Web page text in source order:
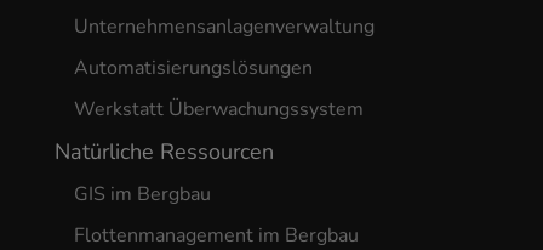
Unternehmensanlagenverwaltung
Automatisierungslösungen
Werkstatt Überwachungssystem
Natürliche Ressourcen
GIS im Bergbau
Flottenmanagement im Bergbau